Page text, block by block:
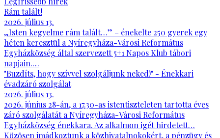
Rám talált!
2026. július 13.
„Isten kegyelme rám talált…” – énekelte 250 gyerek egy
héten keresztül a Nyíregyháza-Városi Református
Egyházközség által szervezett 5+1 Napos Klub tábori
napjain.…
"Buzdíts, hogy szívvel szolgáljunk neked!" - Énekkari
évadzáró szolgálat
2026. július 13.
2026. június 28-án, a 17.30-as istentiszteleten tartotta éves
záró szolgálatát a Nyíregyháza-Városi Református
Egyházközség énekkara. Az alkalmon igét hirdetett…
Közösen imádkoztunk a közhivatalnokokért, a pénzügy és